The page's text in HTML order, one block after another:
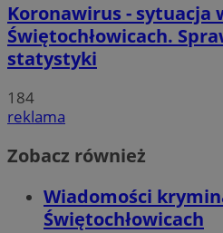
Koronawirus - sytuacja
Świętochłowicach.
statystyki
184
reklama
Zobacz również
Wiadomości
Świętochłowicach